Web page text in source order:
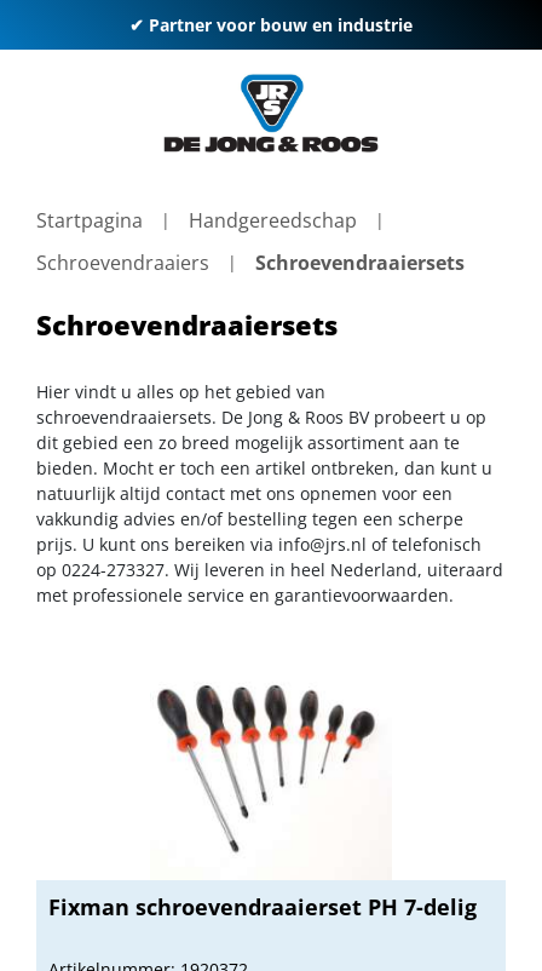
✔ Partner voor bouw en industrie
Startpagina
Handgereedschap
Schroevendraaiers
Schroevendraaiersets
Schroevendraaiersets
Hier vindt u alles op het gebied van
schroevendraaiersets. De Jong & Roos BV probeert u op
dit gebied een zo breed mogelijk assortiment aan te
bieden. Mocht er toch een artikel ontbreken, dan kunt u
natuurlijk altijd contact met ons opnemen voor een
vakkundig advies en/of bestelling tegen een scherpe
prijs. U kunt ons bereiken via info@jrs.nl of telefonisch
op 0224-273327. Wij leveren in heel Nederland, uiteraard
met professionele service en garantievoorwaarden.
Fixman schroevendraaierset PH 7-delig